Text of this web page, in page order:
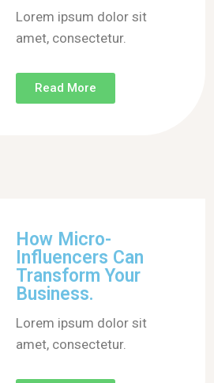
Lorem ipsum dolor sit
amet, consectetur.
Read More
How Micro-
Influencers Can
Transform Your
Business.
Lorem ipsum dolor sit
amet, consectetur.